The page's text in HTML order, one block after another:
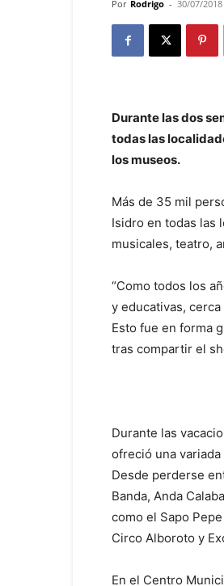
Por Rodrigo - 30/07/2018
Durante las dos
todas las
los museos.
Más de 35 mil
Isidro en todas las
musicales, teatro,
“Como todos los
y educativas,
Esto fue en forma
tras compartir el
Durante las
ofreció una
Desde perderse
Banda, Anda
como el Sapo
Circo Alboroto y
En el Centro